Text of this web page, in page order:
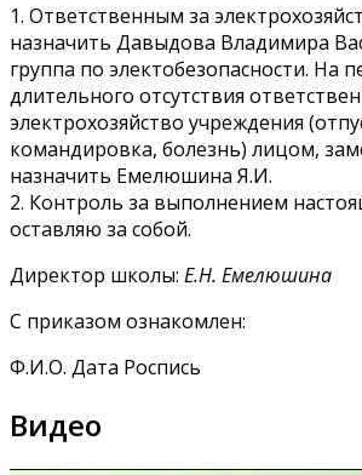
1. Ответственным за
назначить Давыдова Владимира
группа по электобезопасности. На
длительного отсутствия
электрохозяйство учреждения
командировка, болезнь) лицом,
назначить Емелюшина Я.И.
2. Контроль за выполнением
оставляю за собой.
Директор школы: Е.Н. Емелюшина
С приказом ознакомлен:
Ф.И.О. Дата Роспись
Видео